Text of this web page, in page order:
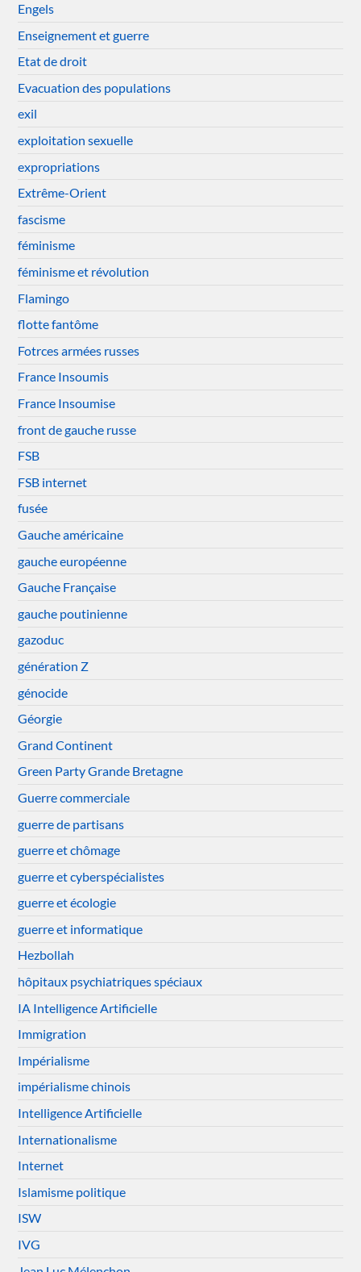
Engels
Enseignement et guerre
Etat de droit
Evacuation des populations
exil
exploitation sexuelle
expropriations
Extrême-Orient
fascisme
féminisme
féminisme et révolution
Flamingo
flotte fantôme
Fotrces armées russes
France Insoumis
France Insoumise
front de gauche russe
FSB
FSB internet
fusée
Gauche américaine
gauche européenne
Gauche Française
gauche poutinienne
gazoduc
génération Z
génocide
Géorgie
Grand Continent
Green Party Grande Bretagne
Guerre commerciale
guerre de partisans
guerre et chômage
guerre et cyberspécialistes
guerre et écologie
guerre et informatique
Hezbollah
hôpitaux psychiatriques spéciaux
IA Intelligence Artificielle
Immigration
Impérialisme
impérialisme chinois
Intelligence Artificielle
Internationalisme
Internet
Islamisme politique
ISW
IVG